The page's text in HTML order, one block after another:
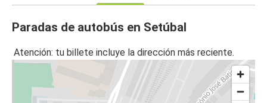
Paradas de autobús en Setúbal
Atención: tu billete incluye la dirección más reciente.